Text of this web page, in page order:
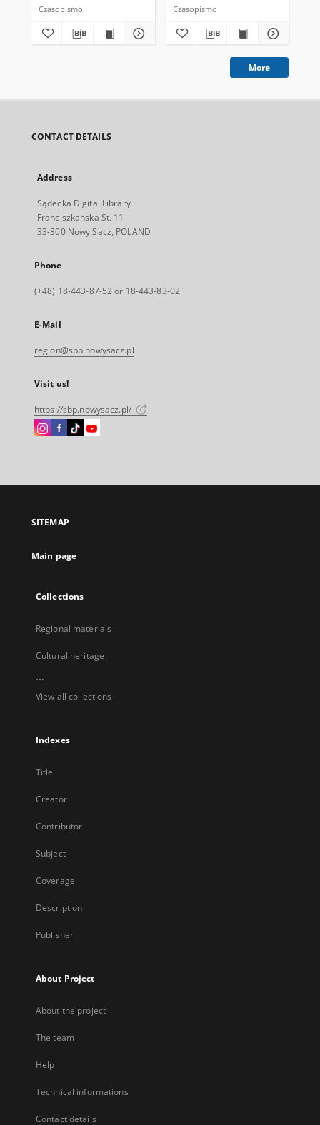
Czasopismo Czasopismo
More
CONTACT DETAILS
Address
Sądecka Digital Library
Franciszkanska St. 11
33-300 Nowy Sacz, POLAND
Phone
(+48) 18-443-87-52 or 18-443-83-02
E-Mail
region@sbp.nowysacz.pl
Visit us!
https://sbp.nowysacz.pl/
Instagram
open
new
Facebook
open
new
Instagram
open
new
Instagram
open
SITEMAP
Main page
Collections
Regional materials
Cultural heritage
...
View all collections
Indexes
Title
Creator
Contributor
Subject
Coverage
Description
Publisher
About Project
About the project
The team
Help
Technical informations
Contact details